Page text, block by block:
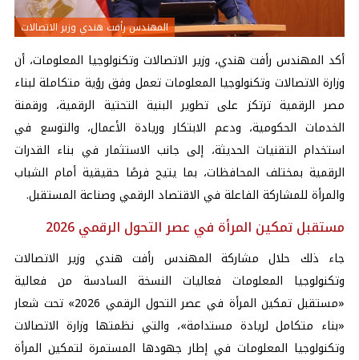
المهندس رأفت هندي وزير الاتصالات
أكد المهندس رأفت هندي، وزير الاتصالات وتكنولوجيا المعلومات، أن
وزارة الاتصالات وتكنولوجيا المعلومات تعمل وفق رؤية متكاملة لبناء
مصر الرقمية ترتكز على تطوير البنية التحتية الرقمية، ورقمنة
الخدمات الحكومية، ودعم الابتكار وريادة الأعمال، والتوسع في
استخدام التقنيات الحديثة، إلى جانب الاستثمار في بناء القدرات
الرقمية بمختلف المحافظات، بما يتيح فرصًا حقيقية أمام الشباب
والمرأة للمشاركة الفاعلة في الاقتصاد الرقمي وصناعة المستقبل.
مستقبل تمكين المرأة في عصر التحول الرقمي 2026
جاء ذلك حلال مشاركة المهندس رأفت هندي وزير الاتصالات
وتكنولوجيا المعلومات فعاليات النسخة السادسة من فعالية
«مستقبل تمكين المرأة في عصر التحول الرقمي 2026» تحت شعار
«بناء متكامل لريادة مستدامة»، والتي نظمتها وزارة الاتصالات
وتكنولوجيا المعلومات في إطار جهودها المستمرة لتمكين المرأة